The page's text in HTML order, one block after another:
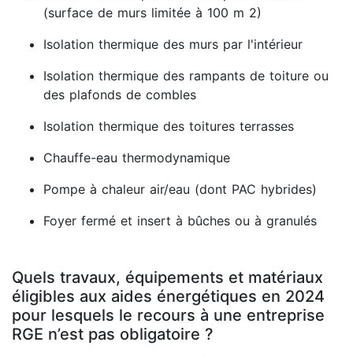
(surface de murs limitée à 100 m 2)
Isolation thermique des murs par l'intérieur
Isolation thermique des rampants de toiture ou
des plafonds de combles
Isolation thermique des toitures terrasses
Chauffe-eau thermodynamique
Pompe à chaleur air/eau (dont PAC hybrides)
Foyer fermé et insert à bûches ou à granulés
Quels travaux, équipements et matériaux
éligibles aux aides énergétiques en 2024
pour lesquels le recours à une entreprise
RGE n’est pas obligatoire ?